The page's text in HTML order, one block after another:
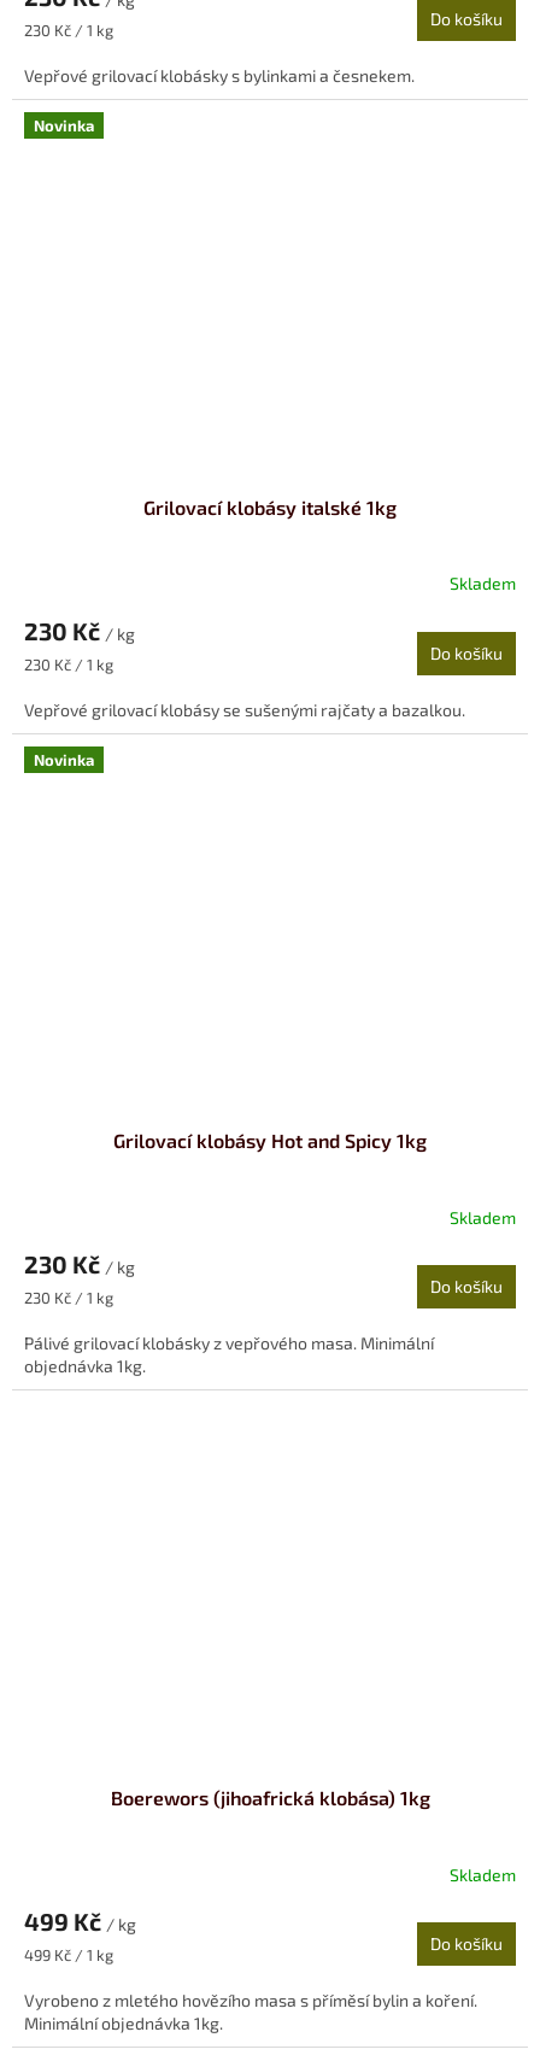
Měrná
230 Kč / 1 kg
Do košíku
Vepřové grilovací klobásky s bylinkami a česnekem.
Novinka
Grilovací klobásy italské 1kg
Skladem
230 Kč / kg
Měrná
230 Kč / 1 kg
Do košíku
Vepřové grilovací klobásy se sušenými rajčaty a bazalkou.
Novinka
Grilovací klobásy Hot and Spicy 1kg
Skladem
230 Kč / kg
Měrná
230 Kč / 1 kg
Do košíku
Pálivé grilovací klobásky z vepřového masa. Minimální
objednávka 1kg.
Boerewors (jihoafrická klobása) 1kg
Skladem
499 Kč / kg
Měrná
499 Kč / 1 kg
Do košíku
Vyrobeno z mletého hovězího masa s příměsí bylin a koření.
Minimální objednávka 1kg.